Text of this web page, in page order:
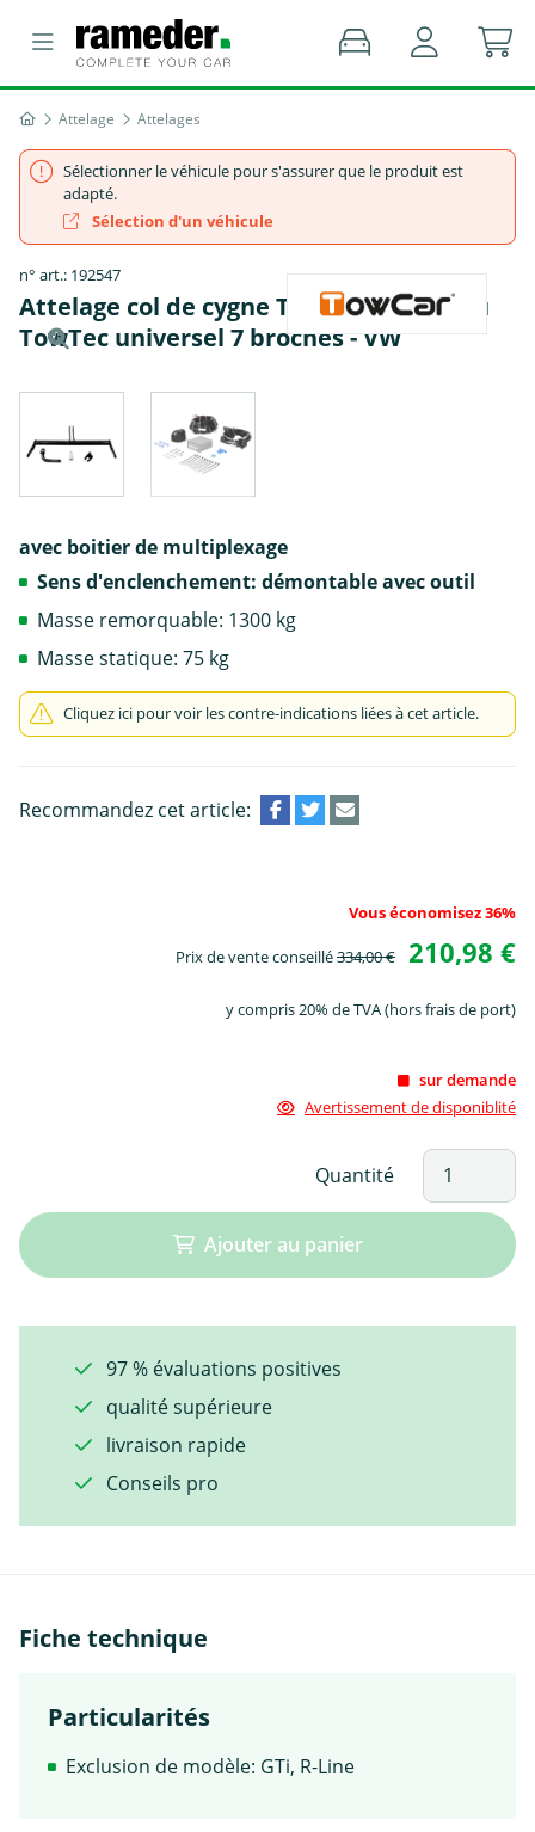
Attelage Attelages
Sélectionner le véhicule pour s'assurer que le produit est
adapté.
Sélection d'un véhicule
n° art.: 192547
Attelage col de cygne TowCar + faisceau
TowTec universel 7 broches - VW
avec boitier de multiplexage
Sens d'enclenchement: démontable avec outil
Masse remorquable: 1300 kg
Masse statique: 75 kg
Cliquez ici pour voir les contre-indications liées à cet article.
Recommandez cet article:
Vous économisez 36%
Prix de vente conseillé334,00 € 210,98 €
y compris 20% de TVA (hors frais de port)
sur demande
Avertissement de disponiblité
Quantité
Ajouter au panier
97 % évaluations positives
qualité supérieure
livraison rapide
Conseils pro
Fiche technique
Particularités
Exclusion de modèle: GTi, R-Line